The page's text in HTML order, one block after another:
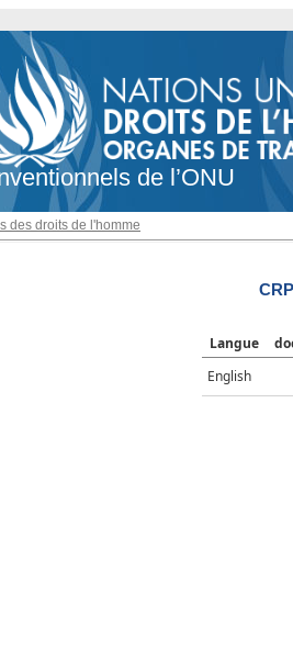
de l’ONU
des droits de l'homme
Langue
English